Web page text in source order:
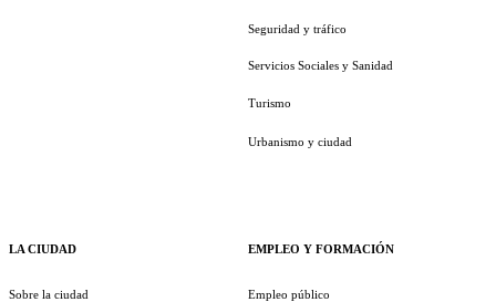
LA CIUDAD
Sobre la ciudad
Seguridad y tráfico
Servicios Sociales y Sanidad
Turismo
Urbanismo y ciudad
EMPLEO Y FORMACIÓN
Empleo público